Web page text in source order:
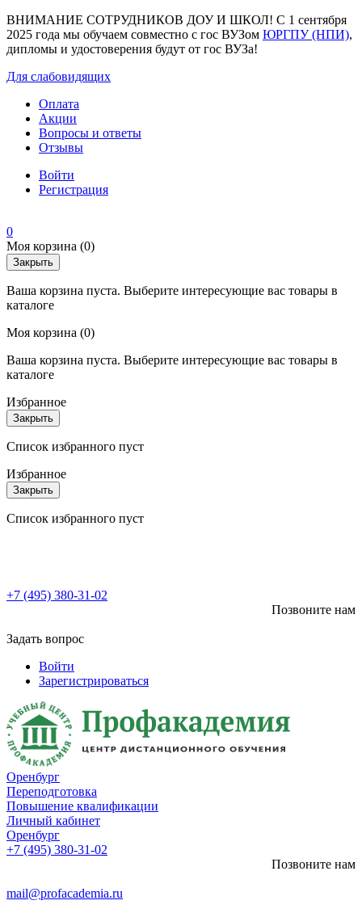
ВНИМАНИЕ СОТРУДНИКОВ ДОУ И ШКОЛ! С 1 сентября
2025 года мы обучаем совместно с гос ВУЗом ЮРГПУ (НПИ),
дипломы и удостоверения будут от гос ВУЗа!
Для слабовидящих
Оплата
Акции
Вопросы и ответы
Отзывы
Войти
Регистрация
0
Моя корзина (0)
Закрыть
Ваша корзина пуста. Выберите интересующие вас товары в
каталоге
Моя корзина (0)
Ваша корзина пуста. Выберите интересующие вас товары в
каталоге
Избранное
Закрыть
Список избранного пуст
Избранное
Закрыть
Список избранного пуст
+7 (495) 380-31-02
Позвоните нам
Задать вопрос
Войти
Зарегистрироваться
Оренбург
Переподготовка
Повышение квалификации
Личный кабинет
Оренбург
+7 (495) 380-31-02
Позвоните нам
mail@profacademia.ru